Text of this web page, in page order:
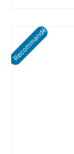
Recommandé